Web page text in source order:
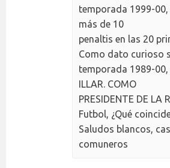
temporada 1999-
más de 10
penaltis en las 20
Como dato curioso
temporada 1989-
ILLAR. COMO
PRESIDENTE DE LA
Futbol, ¿Qué
Saludos blancos,
comuneros